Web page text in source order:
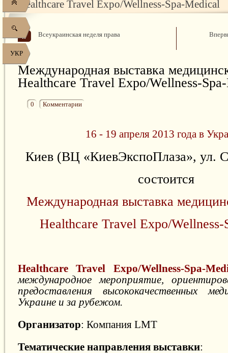
УКР
Healthcare Travel Expo/Wellness-Spa-Medical
Всеукраинская неделя права
Международная выставка
Healthcare Travel Expo/Wellness-
0 Комментарии
16 - 19 апреля 2013 года в
Киев (ВЦ «КиевЭкспоПлаза», ул.
состоится
Международная выставка
Healthcare Travel Expo/
Healthcare Travel Expo/Wellness-Spa-
международное мероприятие,
предоставления высококачественных
Украине и за рубежом.
Организатор: Компания LMT
Тематические направления выставки: